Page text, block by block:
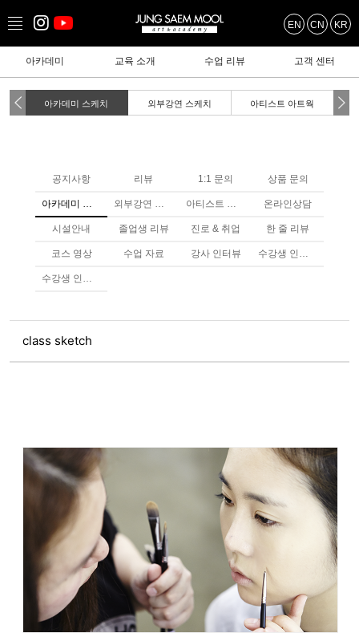
EN CN KR
아카데미 교육 소개 수업 리뷰 고객 센터
아카데미 스케치 외부강연 스케치 아티스트 아트웍
공지사항 리뷰 1:1 문의 상품 문의
아카데미 스케치 외부강연 스케치 아티스트 아트웤 온라인상담
시설안내 졸업생 리뷰 진로 & 취업 한 줄 리뷰
코스 영상 수업 자료 강사 인터뷰 수강생 인터뷰
수강생 인터뷰
class sketch